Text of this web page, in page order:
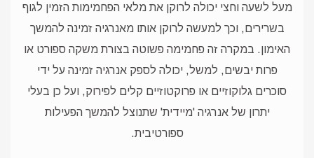
מעל לשעה וחצי יכולה לרוקן את מלאי הפחמימות הזמין לגוף
בשרירים, וכך למעשה לרוקן אותו מאנרגיה זמינה להמשך
האימון. במקרה זה פחמימה פשוטה בצורת משקה ספורט או
פרות יבשים, למשל, יכולה לספק אנרגיה זמינה על ידי
סוכרים גלוקוזיים או פרוקטוזיים קלים לפירוק, ועל כן בעלי
יתרון של אנרגיה 'מיידית' שתנוצל להמשך הפעילות
ספורטיבית.